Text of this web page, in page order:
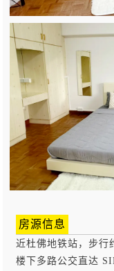
房源信息
近杜佛地铁站，步行
楼下多路公交直达